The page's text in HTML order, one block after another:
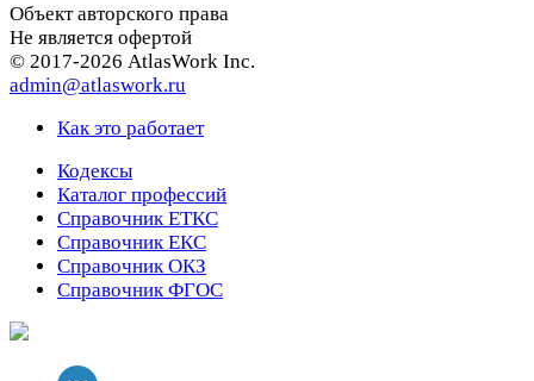
Объект авторского права
Не является офертой
© 2017-2026 AtlasWork Inc.
admin@atlaswork.ru
Как это работает
Кодексы
Каталог профессий
Справочник ЕТКС
Справочник ЕКС
Справочник ОКЗ
Справочник ФГОС